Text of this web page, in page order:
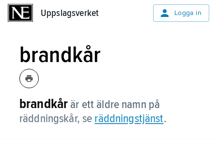
Uppslagsverket Logga in
brandkår
brandkår är ett äldre namn på
räddningskår, se räddningstjänst.